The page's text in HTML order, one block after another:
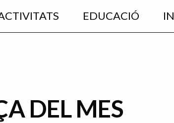
EDUCACIÓ
DEL MES